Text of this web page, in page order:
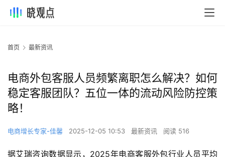
首页 最新资讯
电商外包客服人员频繁离职怎么解决？如何
稳定客服团队？五位一体的流动风险防控策
略！
电商增长专家-佳馨 2025-12-05 10:53 最新资讯 阅读 516
据艾瑞咨询数据显示，2025年电商客服外包行业人员平均